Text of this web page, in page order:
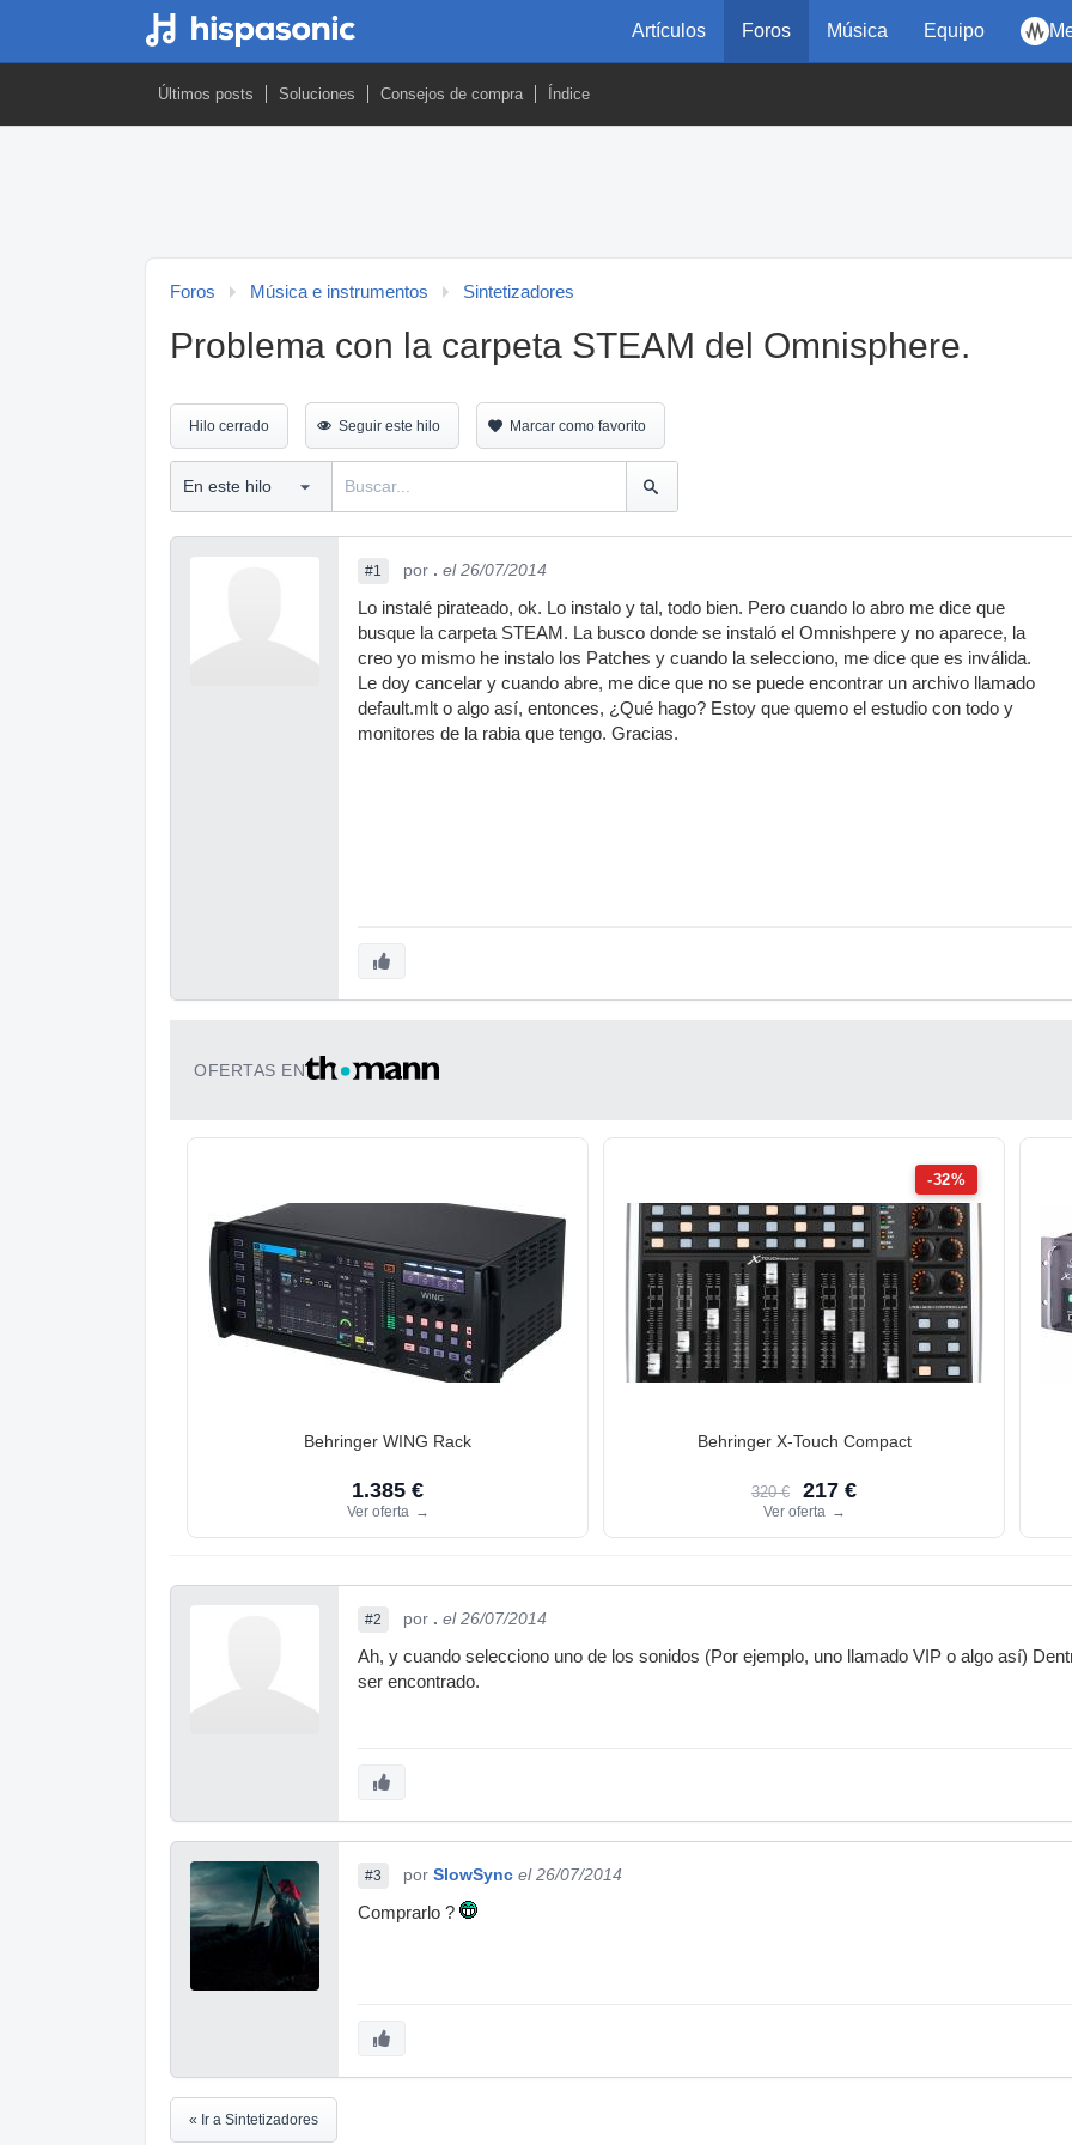
Artículos Foros Música Equipo
Últimos posts Soluciones Consejos de compra Índice
Foros Música e instrumentos Sintetizadores
Problema con la carpeta STEAM del Omnisphere.
Hilo cerrado Seguir este hilo Marcar como favorito
#1 por . el 26/07/2014
Lo instalé pirateado, ok. Lo instalo y tal, todo bien. Pero cuando lo abro me dice que
busque la carpeta STEAM. La busco donde se instaló el Omnishpere y no aparece, la
creo yo mismo he instalo los Patches y cuando la selecciono, me dice que es inválida.
Le doy cancelar y cuando abre, me dice que no se puede encontrar un archivo llamado
default.mlt o algo así, entonces, ¿Qué hago? Estoy que quemo el estudio con todo y
monitores de la rabia que tengo. Gracias.
OFERTAS EN
Behringer WING Rack
1.385 €
Ver oferta →
-32%
Behringer X-Touch Compact
320 € 217 €
Ver oferta →
#2 por . el 26/07/2014
Ah, y cuando selecciono uno de los sonidos (Por ejemplo, uno llamado VIP o algo así)
ser encontrado.
#3 por SlowSync el 26/07/2014
Comprarlo ?
« Ir a Sintetizadores